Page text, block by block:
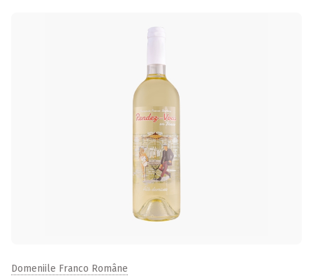
Domeniile Franco Române